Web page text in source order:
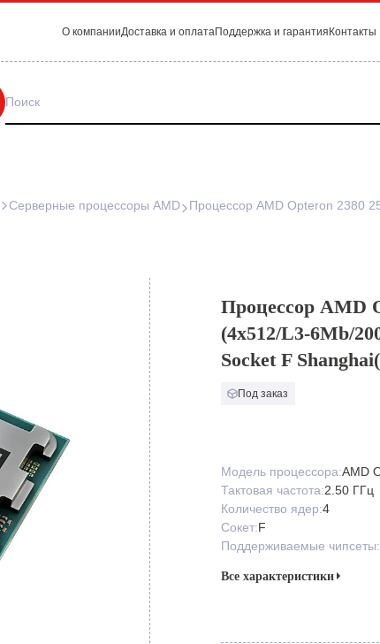
О компанииДоставка и оплатаПоддержка и гарантия Контакты
Серверные процессоры AMD
Процессор AMD
(4x512/L3-6Mb/
Socket F
Под заказ
Модель процессора:AMD
Тактовая частота:2.50 ГГц
Количество ядер:4
Сокет:F
Поддерживаемые чипсеты:
Все характеристики